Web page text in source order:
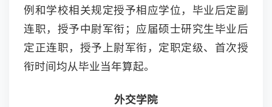
例和学校相关规定授予相应学位，毕业后定副
连职，授予中尉军衔；应届硕士研究生毕业后
定正连职，授予上尉军衔，定职定级、首次授
衔时间均从毕业当年算起。
外交学院